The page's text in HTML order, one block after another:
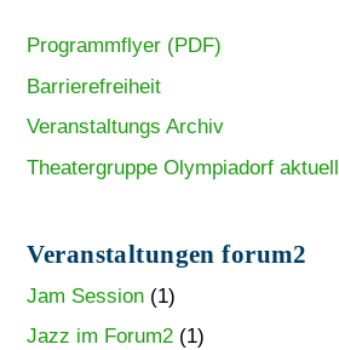
Programmflyer (PDF)
Barrierefreiheit
Veranstaltungs Archiv
Theatergruppe Olympiadorf aktuell
Veranstaltungen forum2
Jam Session (1)
Jazz im Forum2 (1)